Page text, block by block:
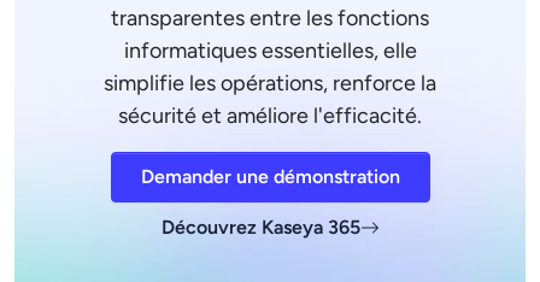
transparentes entre les fonctions
informatiques essentielles, elle
simplifie les opérations, renforce la
sécurité et améliore l'efficacité.
Demander une démonstration
Découvrez Kaseya 365